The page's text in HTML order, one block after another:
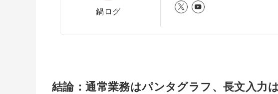
鍋ログ
結論：通常業務はパンタグラフ、長文入力